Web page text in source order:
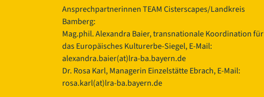
Ansprechpartnerinnen TEAM Cisterscapes/Landkreis
Bamberg:
Mag.phil. Alexandra Baier, transnationale Koordination für
das Europäisches Kulturerbe-Siegel, E-Mail:
alexandra.baier(at)lra-ba.bayern.de
Dr. Rosa Karl, Managerin Einzelstätte Ebrach, E-Mail:
rosa.karl(at)lra-ba.bayern.de